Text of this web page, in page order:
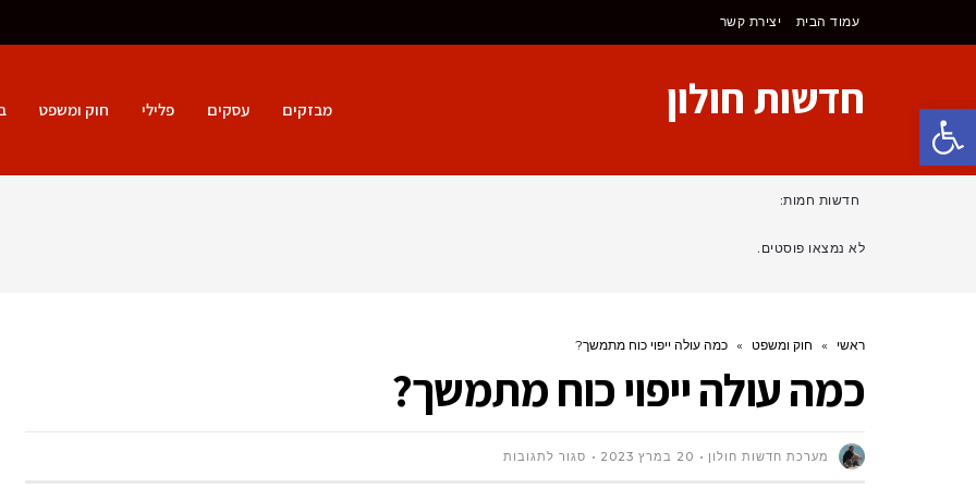
פתח סרגל נגישות
עמוד הבית יצירת קשר
חדשות חולון מבזקים עסקים פלילי חוק ומשפט
חדשות חמות:
לא נמצאו פוסטים.
ראשי » חוק ומשפט » כמה עולה ייפוי כוח מתמשך?
כמה עולה ייפוי כוח מתמשך?
מערכת חדשות חולון 20 במרץ 2023 סגור לתגובותעל